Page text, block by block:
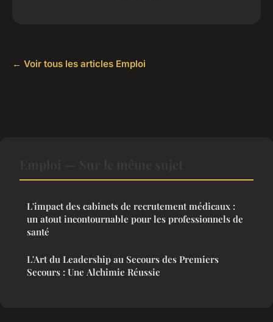
← Voir tous les articles Emploi
L'impact des cabinets de recrutement médicaux :
un atout incontournable pour les professionnels de
santé
L'Art du Leadership au Secours des Premiers
Secours : Une Alchimie Réussie